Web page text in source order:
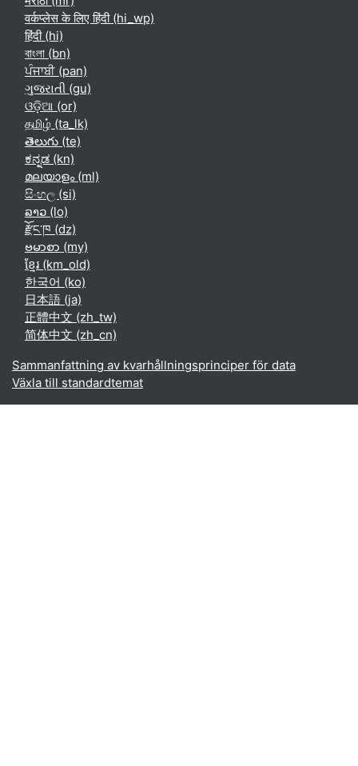
वर्कप्लेस के लिए हिंदी ‎(hi_wp)‎
हिंदी ‎(hi)‎
বাংলা ‎(bn)‎
ਪੰਜਾਬੀ ‎(pan)‎
ગુજરાતી ‎(gu)‎
ଓଡ଼ିଆ ‎(or)‎
தமிழ் ‎(ta_lk)‎
తెలుగు ‎(te)‎
ಕನ್ನಡ ‎(kn)‎
മലയാളം ‎(ml)‎
සිංහල ‎(si)‎
ລາວ ‎(lo)‎
རྫོང་ཁ ‎(dz)‎
ဗမာစာ ‎(my)‎
ខ្មែរ ‎(km_old)‎
한국어 ‎(ko)‎
日本語 ‎(ja)‎
正體中文 ‎(zh_tw)‎
简体中文 ‎(zh_cn)‎
Sammanfattning av kvarhållningsprinciper för data
Växla till standardtemat